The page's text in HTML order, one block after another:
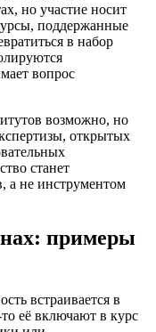
но участие носит
поддержанные
в набор
вопрос
возможно, но
открытых
станет
а не инструментом
примеры
встраивается в
её включают в курс